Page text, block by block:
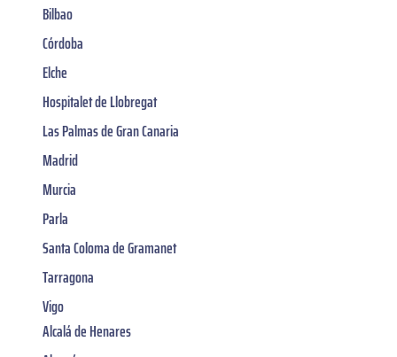
Bilbao
Córdoba
Elche
Hospitalet de Llobregat
Las Palmas de Gran Canaria
Madrid
Murcia
Parla
Santa Coloma de Gramanet
Tarragona
Vigo
Alcalá de Henares